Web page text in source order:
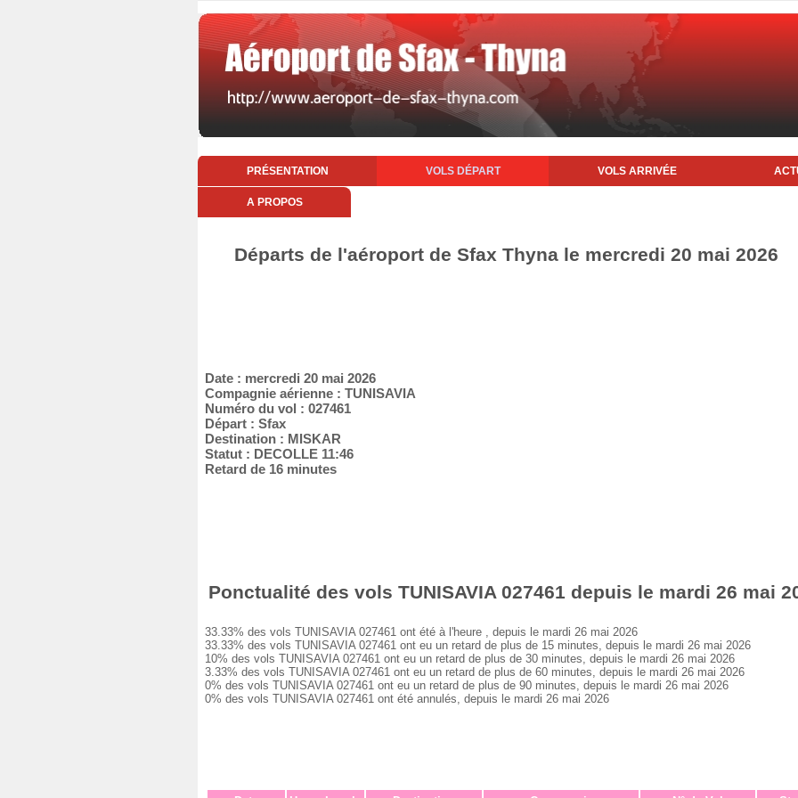
PRÉSENTATION VOLS DÉPART VOLS ARRIVÉE
A PROPOS
Départs de l'aéroport de Sfax Thyna le mercredi 20 mai 2026
Date : mercredi 20 mai 2026
Compagnie aérienne : TUNISAVIA
Numéro du vol : 027461
Départ : Sfax
Destination : MISKAR
Statut : DECOLLE 11:46
Retard de 16 minutes
Ponctualité des vols TUNISAVIA 027461 depuis le mardi 26 mai
33.33% des vols TUNISAVIA 027461 ont été à l'heure , depuis le mardi 26 mai 2026
33.33% des vols TUNISAVIA 027461 ont eu un retard de plus de 15 minutes, depuis le mardi 26 mai 2026
10% des vols TUNISAVIA 027461 ont eu un retard de plus de 30 minutes, depuis le mardi 26 mai 2026
3.33% des vols TUNISAVIA 027461 ont eu un retard de plus de 60 minutes, depuis le mardi 26 mai 2026
0% des vols TUNISAVIA 027461 ont eu un retard de plus de 90 minutes, depuis le mardi 26 mai 2026
0% des vols TUNISAVIA 027461 ont été annulés, depuis le mardi 26 mai 2026